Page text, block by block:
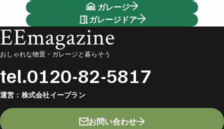
ガレージ
ガレージドア
EEmagazine
おしゃれな物置・ガレージと暮らそう
tel.0120-82-5817
運営： 株式会社イープラン
お問い合わせ